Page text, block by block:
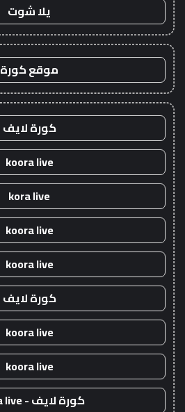
يلا شوت
موقع كورة
كورة لايف
koora live
kora live
koora live
koora live
كورة لايف
koora live
koora live
كورة لايف - koora live